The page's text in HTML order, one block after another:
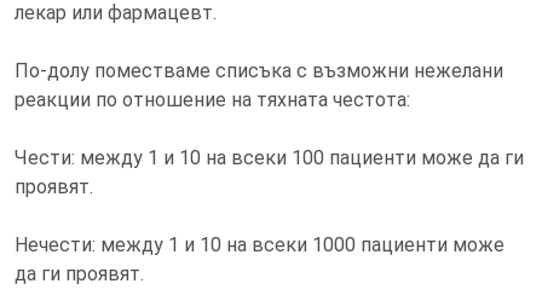
лекар или фармацевт.
По-долу поместваме списъка с възможни нежелани
реакции по отношение на тяхната честота:
Чести: между 1 и 10 на всеки 100 пациенти може да ги
проявят.
Нечести: между 1 и 10 на всеки 1000 пациенти може
да ги проявят.